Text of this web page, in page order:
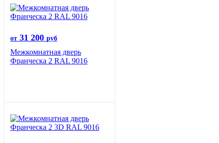
от 31 200 руб
Межкомнатная дверь
Франческа 2 RAL 9016